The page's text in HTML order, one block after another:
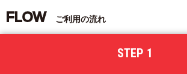
FLOW ご利用の流れ
STEP 1